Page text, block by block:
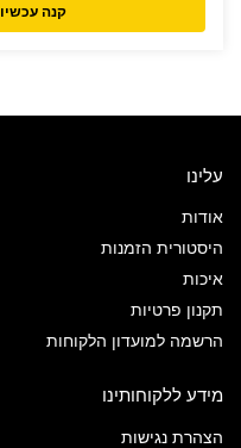
קנה עכשיו
עלינו
אודות
היסטורית הזמנות
איכות
תקנון פרטיות
הרשמה למועדון הלקוחות
מידע ללקוחותינו
הצהרת נגישות